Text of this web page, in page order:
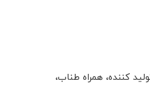
کننده، همراه طناب،